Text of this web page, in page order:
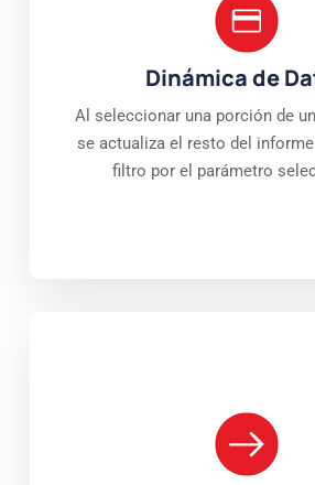
Dinámica de
Al seleccionar una porción de
se actualiza el resto del
filtro por el parámetro